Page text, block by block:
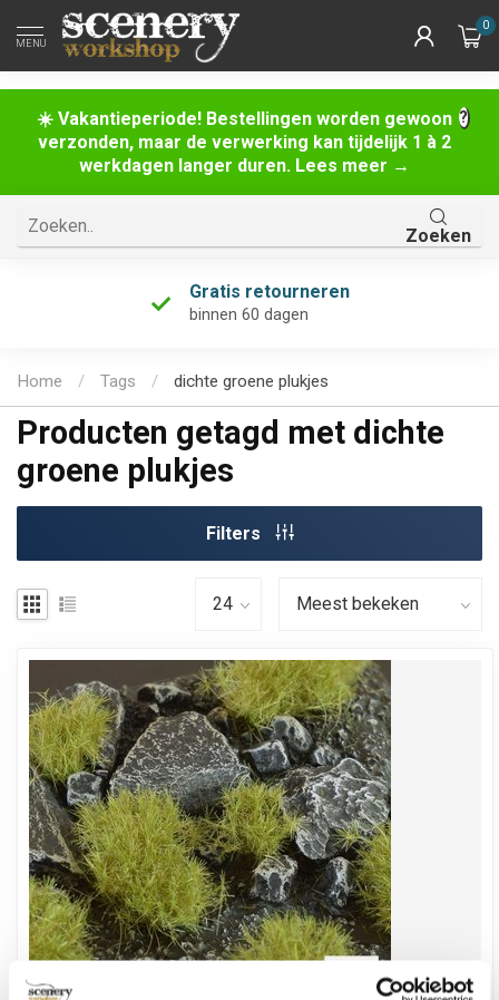
☀️ Vakantieperiode! Bestellingen worden gewoon
verzonden, maar de verwerking kan tijdelijk 1 à 2
werkdagen langer duren. Lees meer →
MENU
0
Zoeken
Gratis retourneren
binnen 60 dagen
Home / Tags / dichte groene plukjes
Producten getagd met dichte
groene plukjes
Filters